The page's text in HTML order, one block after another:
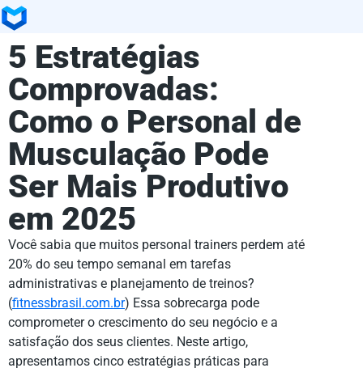
5 Estratégias
Comprovadas:
Como o Personal de
Musculação Pode
Ser Mais Produtivo
em 2025
Você sabia que muitos personal trainers perdem até
20% do seu tempo semanal em tarefas
administrativas e planejamento de treinos?
(fitnessbrasil.com.br) Essa sobrecarga pode
comprometer o crescimento do seu negócio e a
satisfação dos seus clientes. Neste artigo,
apresentamos cinco estratégias práticas para